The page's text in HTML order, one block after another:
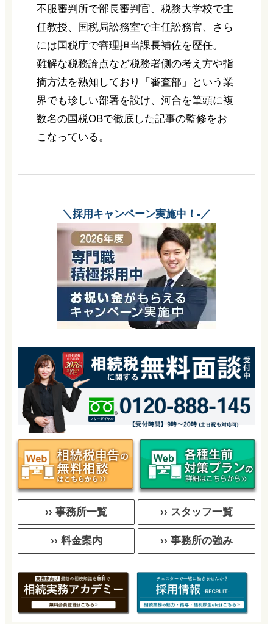
不服審判所で部長審判官、税務大学校で主
任教授、国税局訟務室で主任訟務官、さら
には国税庁で審理担当課長補佐を歴任。
難解な税務論点など税務署側の考え方や指
摘方法を熟知しており「審査部」という業
界でも珍しい部署を設け、河合を筆頭に複
数名の国税OBで徹底した記事の監修をお
こなっている。
＼採用キャンペーン実施中！-／
›› 事務所一覧 ›› スタッフ一覧
›› 料金案内 ›› 事務所の強み